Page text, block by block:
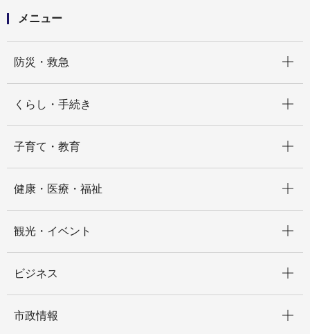
メニュー
防災・救急
くらし・手続き
子育て・教育
健康・医療・福祉
観光・イベント
ビジネス
市政情報